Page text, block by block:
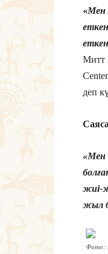
«Мен
Митт
деп
«Мен
жиі-
жыл
Фото: